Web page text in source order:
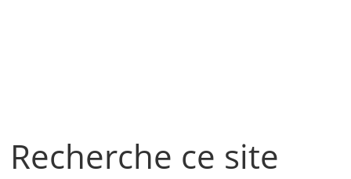
Recherche ce site